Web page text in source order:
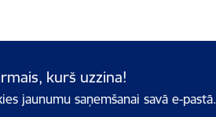
kurš uzzina!
jaunumu saņemšanai savā e-pastā.